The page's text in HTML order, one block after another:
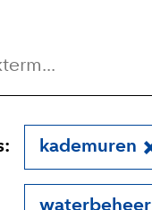
kademuren
waterbeheer